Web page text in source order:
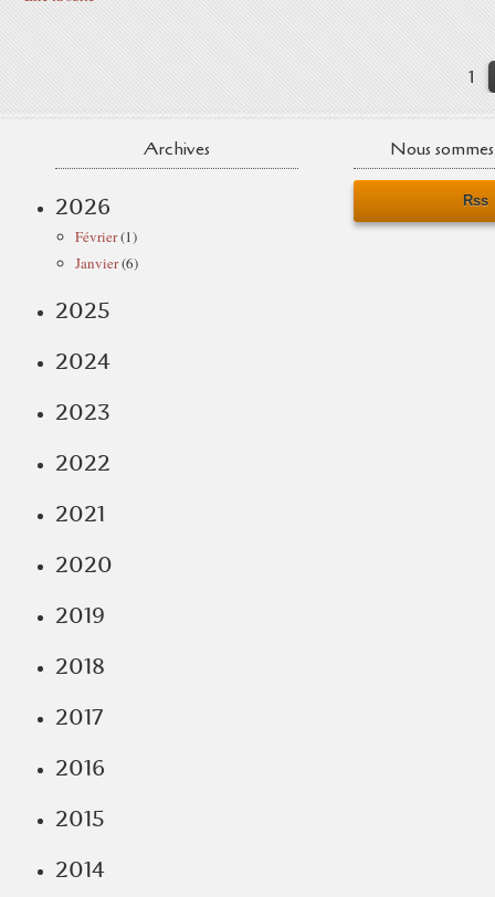
1
Archives
2026
Février(1)
Janvier(6)
2025
2024
2023
2022
2021
2020
2019
2018
2017
2016
2015
2014
Nous
Rss